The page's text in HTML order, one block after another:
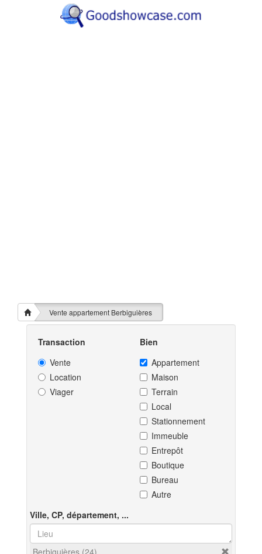
Vente appartement Berbiguières
Transaction
Vente
Location
Viager
Bien
Appartement
Maison
Terrain
Local
Stationnement
Immeuble
Entrepôt
Boutique
Bureau
Autre
Ville, CP, département, ...
Berbiguières (24)